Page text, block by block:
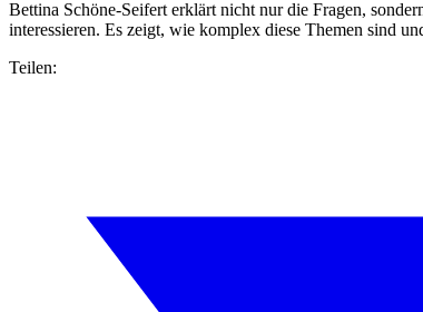
Bettina Schöne-Seifert erklärt nicht nur die Fragen,
interessieren. Es zeigt, wie komplex diese Themen sind
Teilen: